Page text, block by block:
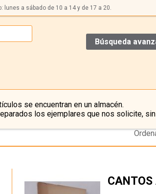
lunes a sábado de 10 a 14 y de 17 a 20.
Búsqueda
se encuentran en un almacén.
los ejemplares que nos solicite,
CANTOS